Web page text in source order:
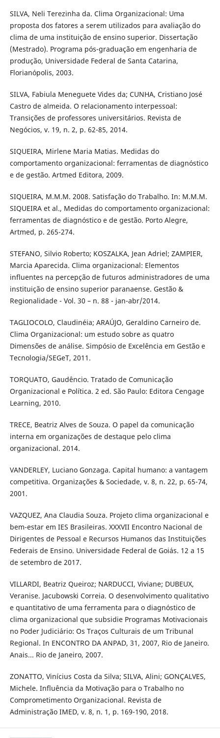
SILVA, Neli Terezinha da. Clima Organizacional: Uma
proposta dos fatores a serem utilizados para avaliação do
clima de uma instituição de ensino superior. Dissertação
(Mestrado). Programa pós-graduação em engenharia de
produção, Universidade Federal de Santa Catarina,
Florianópolis, 2003.
SILVA, Fabiula Meneguete Vides da; CUNHA, Cristiano José
Castro de almeida. O relacionamento interpessoal:
Transições de professores universitários. Revista de
Negócios, v. 19, n. 2, p. 62-85, 2014.
SIQUEIRA, Mirlene Maria Matias. Medidas do
comportamento organizacional: ferramentas de diagnóstico
e de gestão. Artmed Editora, 2009.
SIQUEIRA, M.M.M. 2008. Satisfação do Trabalho. In: M.M.M.
SIQUEIRA et al., Medidas do comportamento organizacional:
ferramentas de diagnóstico e de gestão. Porto Alegre,
Artmed, p. 265-274.
STEFANO, Silvio Roberto; KOSZALKA, Jean Adriel; ZAMPIER,
Marcia Aparecida. Clima organizacional: Elementos
influentes na percepção de futuros administradores de uma
instituição de ensino superior paranaense. Gestão &
Regionalidade - Vol. 30 – n. 88 - jan-abr/2014.
TAGLIOCOLO, Claudinéia; ARAÚJO, Geraldino Carneiro de.
Clima Organizacional: um estudo sobre as quatro
Dimensões de análise. Simpósio de Excelência em Gestão e
Tecnologia/SEGeT, 2011.
TORQUATO, Gaudêncio. Tratado de Comunicação
Organizacional e Política. 2 ed. São Paulo: Editora Cengage
Learning, 2010.
TRECE, Beatriz Alves de Souza. O papel da comunicação
interna em organizações de destaque pelo clima
organizacional. 2014.
VANDERLEY, Luciano Gonzaga. Capital humano: a vantagem
competitiva. Organizações & Sociedade, v. 8, n. 22, p. 65-74,
2001.
VAZQUEZ, Ana Claudia Souza. Projeto clima organizacional e
bem-estar em IES Brasileiras. XXXVII Encontro Nacional de
Dirigentes de Pessoal e Recursos Humanos das Instituições
Federais de Ensino. Universidade Federal de Goiás. 12 a 15
de setembro de 2017.
VILLARDI, Beatriz Queiroz; NARDUCCI, Viviane; DUBEUX,
Veranise. Jacubowski Correia. O desenvolvimento qualitativo
e quantitativo de uma ferramenta para o diagnóstico de
clima organizacional que subsidie Programas Motivacionais
no Poder Judiciário: Os Traços Culturais de um Tribunal
Regional. In ENCONTRO DA ANPAD, 31, 2007, Rio de Janeiro.
Anais... Rio de Janeiro, 2007.
ZONATTO, Vinícius Costa da Silva; SILVA, Alini; GONÇALVES,
Michele. Influência da Motivação para o Trabalho no
Comprometimento Organizacional. Revista de
Administração IMED, v. 8, n. 1, p. 169-190, 2018.